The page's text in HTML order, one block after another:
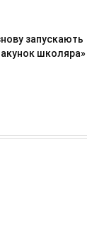
запускають
школяра»